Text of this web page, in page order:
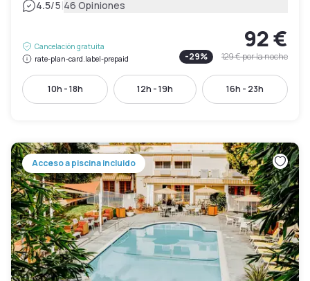
4.5/5|46 Opiniones
Cancelación gratuita
rate-plan-card.label-prepaid
92 €
-29% 129 €por la noche
10h - 18h 12h - 19h 16h - 23h
Acceso a piscina incluido